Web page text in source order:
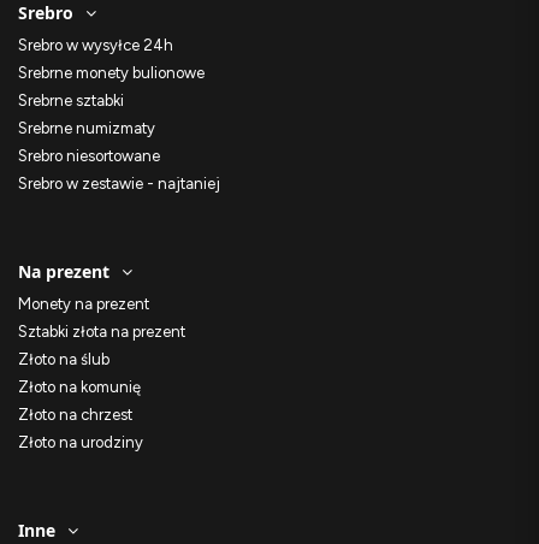
Srebro
Srebro w wysyłce 24h
Srebrne monety bulionowe
Srebrne sztabki
Srebrne numizmaty
Srebro niesortowane
Srebro w zestawie - najtaniej
Na prezent
Monety na prezent
Sztabki złota na prezent
Złoto na ślub
Złoto na komunię
Złoto na chrzest
Złoto na urodziny
Inne